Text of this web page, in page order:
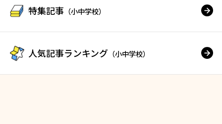
特集記事 （小中学校）
人気記事ランキング （小中学校）